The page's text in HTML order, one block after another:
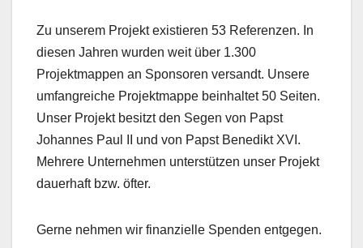
Zu unserem Projekt existieren 53 Referenzen. In
diesen Jahren wurden weit über 1.300
Projektmappen an Sponsoren versandt. Unsere
umfangreiche Projektmappe beinhaltet 50 Seiten.
Unser Projekt besitzt den Segen von Papst
Johannes Paul II und von Papst Benedikt XVI.
Mehrere Unternehmen unterstützen unser Projekt
dauerhaft bzw. öfter.
Gerne nehmen wir finanzielle Spenden entgegen.